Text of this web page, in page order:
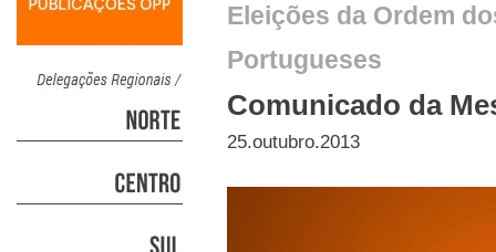
Eleições da Ordem
Portugueses
Comunicado da
25.outubro.2013